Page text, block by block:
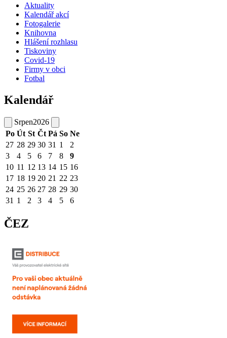
Aktuality
Kalendář akcí
Fotogalerie
Knihovna
Hlášení rozhlasu
Tiskoviny
Covid-19
Firmy v obci
Fotbal
Kalendář
Srpen2026
Po Út St Čt Pá So Ne
27 28 29 30 31 1
2
3
4 5 6 7 8
9
10 11 12 13 14 15 16
17 18 19 20 21 22 23
24 25 26 27 28 29 30
31 1 2 3 4 5 6
ČEZ